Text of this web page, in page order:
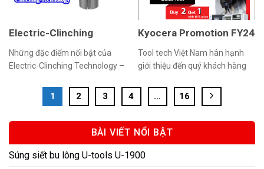
Electric-Clinching
Technology – Công Nghệ
Mối Nối Không Hàn
Những đặc điểm nổi bật của
Electric-Clinching Technology –
Trong Ngành Điện, Điện Tử: Khả
năng dẫn điện tốt, điện trở tiếp
chất lượng mối nối. Độ bền kéo
của mối nối cao. Mối ghép
không sinh nhiệt nên đảm bảo
Kyocera Promotion FY24
(03/04/2023-
30/09/2023) – Chương
Nhất Năm!
Tool tech Việt Nam hân hạnh
giới thiệu đến quý khách hàng
Kyocera Cutting Tools FY24
Liên hệ ngay với Tool Tech Việt
cũng như hỗ trợ tham gia
chương trình khuyến mãi hấp
dẫn từ Kyocera, thời gian áp
1 2 3 4 … 16
BÀI VIẾT NỔI BẬT
Súng siết bu lông U-tools U-1900